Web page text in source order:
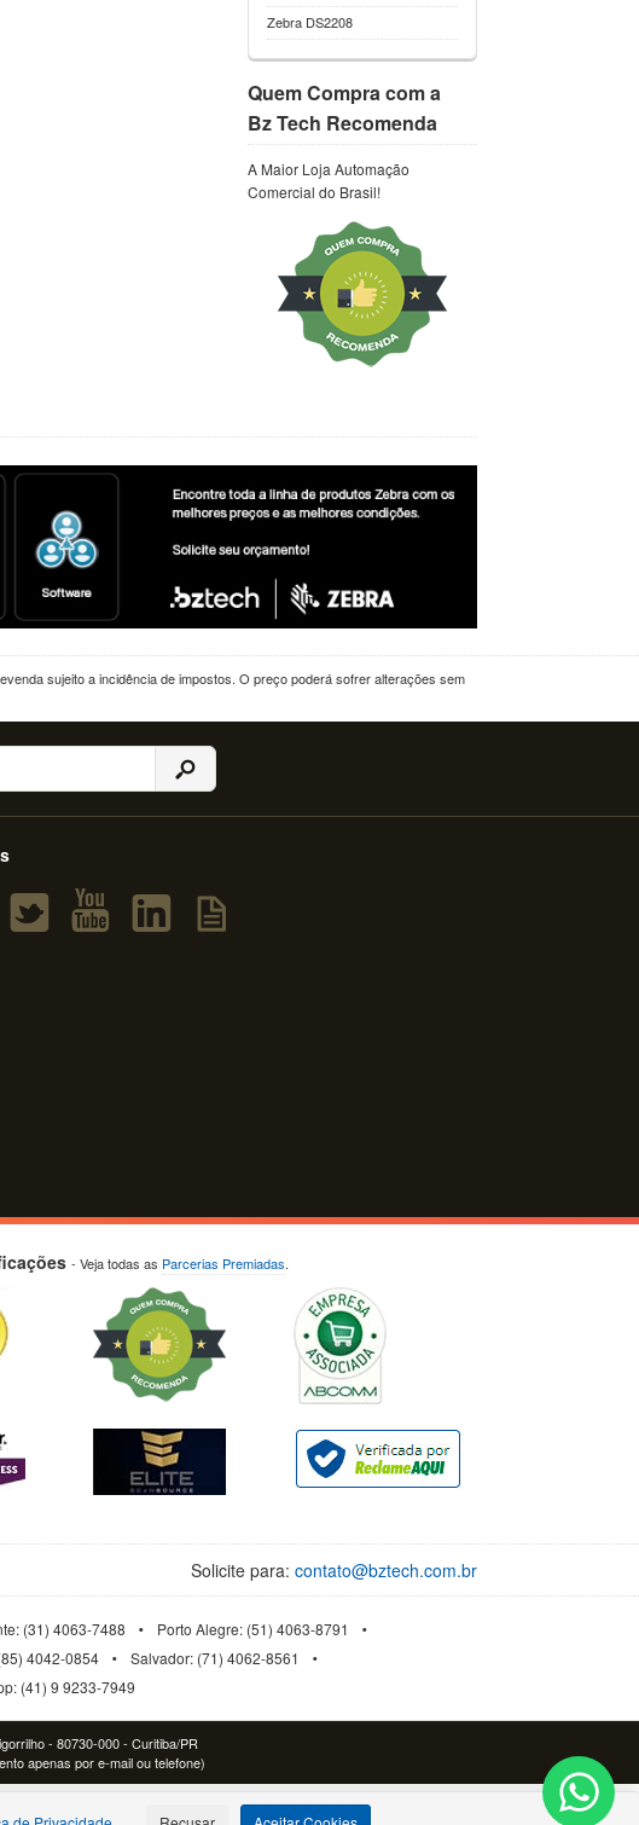
Zebra DS2208
Quem Compra com a
Bz Tech Recomenda
A Maior Loja Automação
Comercial do Brasil!
sujeito a incidência de impostos. O preço poderá sofrer alterações sem
- Veja todas as Parcerias Premiadas.
Solicite para: contato@bztech.com.br
(31) 4063-7488
Porto Alegre: (51) 4063-8791
4042-0854
Salvador: (71) 4062-8561
(41) 9 9233-7949
- 80730-000 - Curitiba/PR
apenas por e-mail ou telefone)